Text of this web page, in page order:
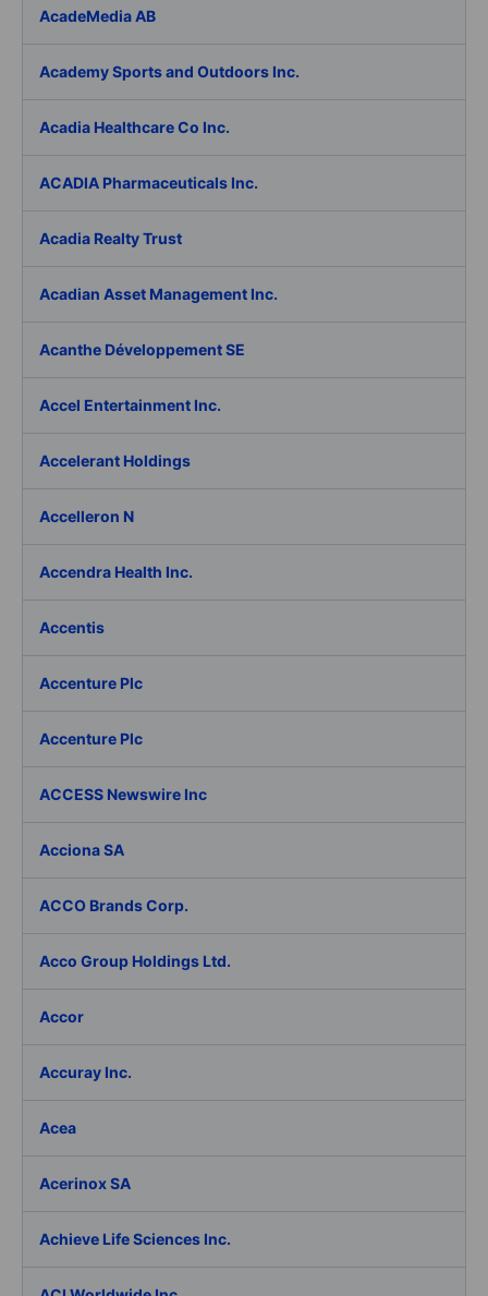
AcadeMedia AB
Academy Sports and Outdoors Inc.
Acadia Healthcare Co Inc.
ACADIA Pharmaceuticals Inc.
Acadia Realty Trust
Acadian Asset Management Inc.
Acanthe Développement SE
Accel Entertainment Inc.
Accelerant Holdings
Accelleron N
Accendra Health Inc.
Accentis
Accenture Plc
Accenture Plc
ACCESS Newswire Inc
Acciona SA
ACCO Brands Corp.
Acco Group Holdings Ltd.
Accor
Accuray Inc.
Acea
Acerinox SA
Achieve Life Sciences Inc.